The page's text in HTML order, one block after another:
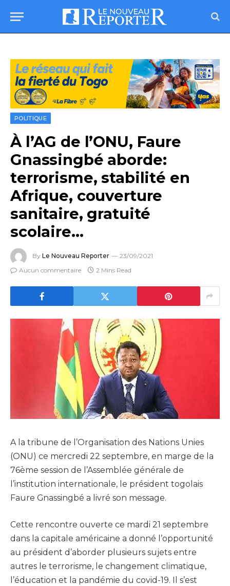
POLITIQUE
À l’AG de l’ONU, Faure
Gnassingbé aborde:
terrorisme, stabilité en
Afrique, couverture
sanitaire, gratuité
scolaire…
By Le Nouveau Reporter
23/09/2021
Aucun commentaire
2 Mins Read
A la tribune de l’Organisation des Nations Unies
(ONU) ce mercredi 22 septembre, en marge de la
76ème session de l’Assemblée générale de
l’institution internationale, le président togolais
Faure Gnassingbé a livré son message.
Cette rencontre ouverte ce mardi 21 septembre
dans la capitale américaine a donné l’opportunité
au président d’aborder plusieurs sujets entre
autres le terrorisme, le changement climatique,
l’éducation et la pandémie du covid-19. Il s’est